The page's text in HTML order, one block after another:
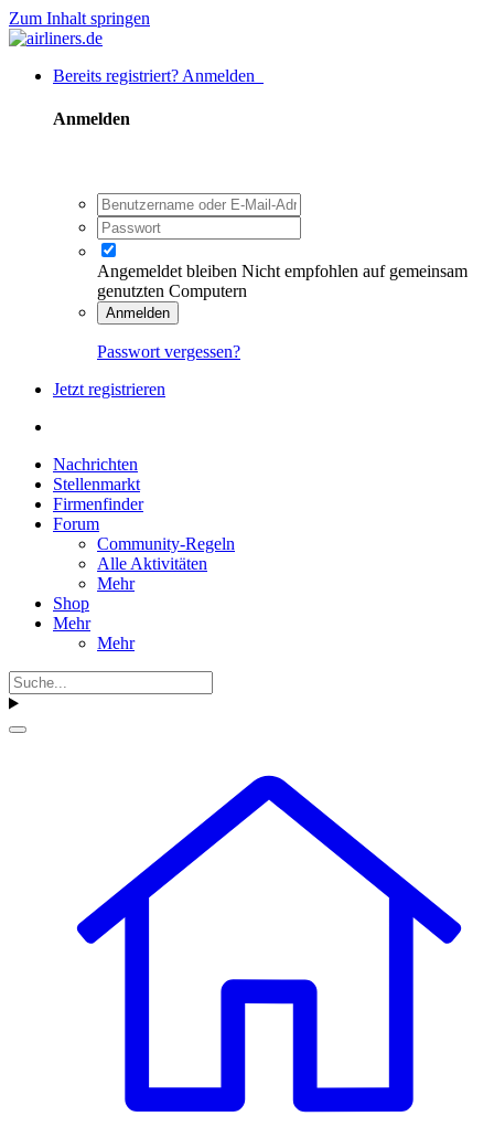
Zum Inhalt springen
Bereits registriert? Anmelden
Anmelden
Angemeldet bleiben Nicht empfohlen auf gemeinsam
genutzten Computern
Anmelden
Passwort vergessen?
Jetzt registrieren
Nachrichten
Stellenmarkt
Firmenfinder
Forum
Community-Regeln
Alle Aktivitäten
Mehr
Shop
Mehr
Mehr